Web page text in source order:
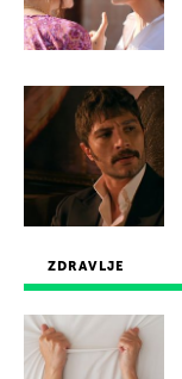
ZDRAVLJE